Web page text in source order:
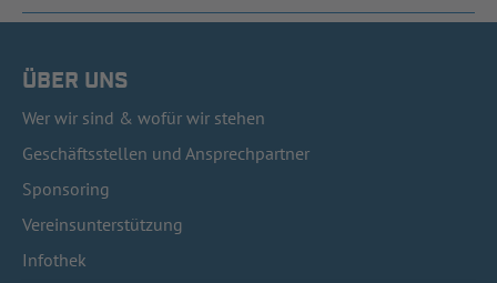
ÜBER UNS
Wer wir sind & wofür wir stehen
Geschäftsstellen und Ansprechpartner
Sponsoring
Vereinsunterstützung
Infothek